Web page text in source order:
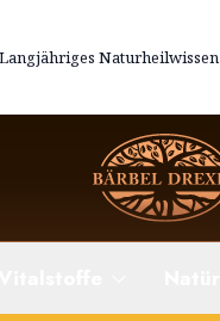
Langjähriges Naturheilwissen